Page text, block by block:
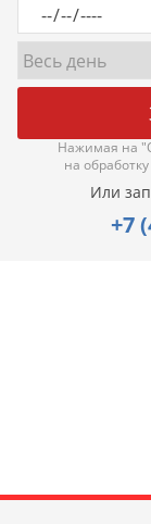
Нажимая на
на
Или
+7